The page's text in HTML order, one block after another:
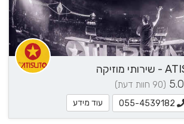
5.0 (90 חוות דעת)
055-4539182 עוד מידע